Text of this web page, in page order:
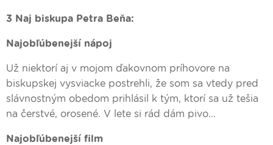
3 Naj biskupa Petra Beňa:
Najobľúbenejší nápoj
Už niektorí aj v mojom ďakovnom príhovore na
biskupskej vysviacke postrehli, že som sa vtedy pred
slávnostným obedom prihlásil k tým, ktorí sa už tešia
na čerstvé, orosené. V lete si rád dám pivo...
Najobľúbenejší film